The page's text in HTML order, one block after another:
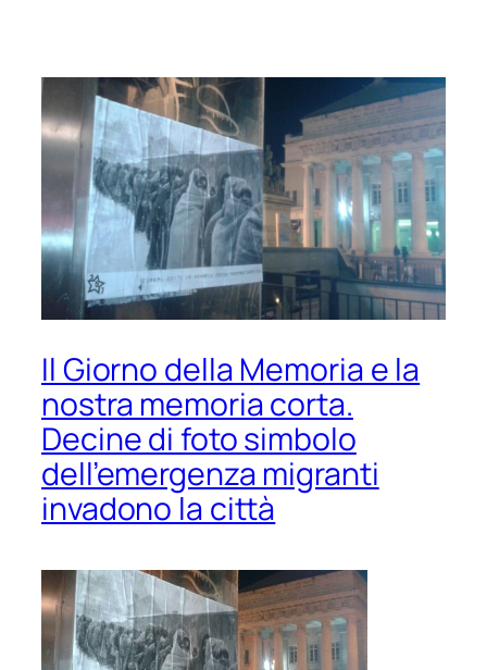
Il Giorno della Memoria e la
nostra memoria corta.
Decine di foto simbolo
dell’emergenza migranti
invadono la città